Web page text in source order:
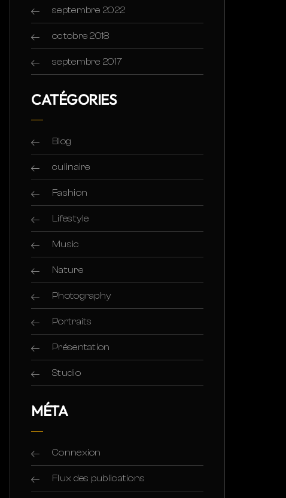
septembre 2022
octobre 2018
septembre 2017
CATÉGORIES
Blog
culinaire
Fashion
Lifestyle
Music
Nature
Photography
Portraits
Présentation
Studio
MÉTA
Connexion
Flux des publications